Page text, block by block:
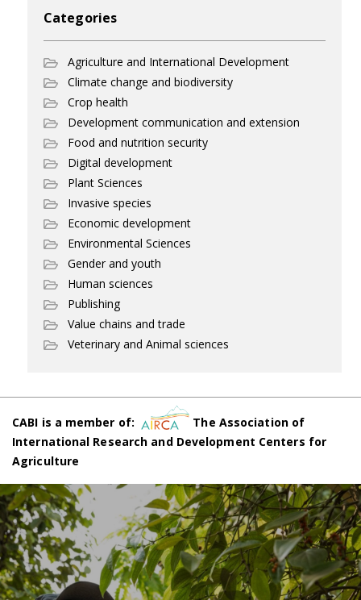
Categories
Agriculture and International Development
Climate change and biodiversity
Crop health
Development communication and extension
Food and nutrition security
Digital development
Plant Sciences
Invasive species
Economic development
Environmental Sciences
Gender and youth
Human sciences
Publishing
Value chains and trade
Veterinary and Animal sciences
CABI is a member of:
The Association of
International Research and Development Centers for
Agriculture